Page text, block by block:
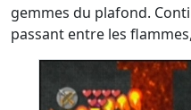
gemmes du plafond.
passant entre les